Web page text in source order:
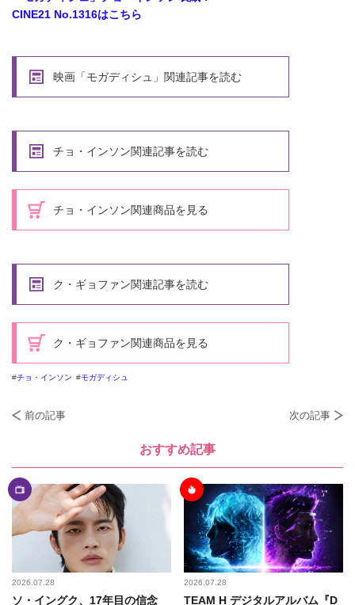
CINE21 No.1316はこちら
映画「モガディシュ」関連記事を読む
チョ・インソン関連記事を読む
チョ・インソン関連商品を見る
ク・ギョファン関連記事を読む
ク・ギョファン関連商品を見る
チョ・インソン モガディシュ
前の記事 次の記事
おすすめ記事
2026.07.28
ソ・イングク、17年目の信念
2026.07.28
TEAM H デジタルアルバム『D